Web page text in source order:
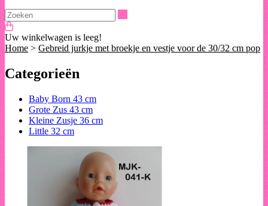
Uw winkelwagen is leeg!
Home > Gebreid jurkje met broekje en vestje voor de 30/32 cm pop
Categorieën
Baby Born 43 cm
Grote Zus 43 cm
Kleine Zusje 36 cm
Little 32 cm